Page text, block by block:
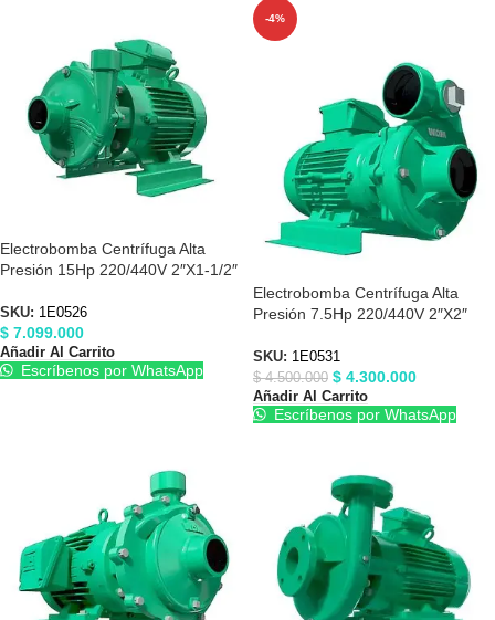
Electrobomba Centrífuga Alta
Presión 15Hp 220/440V 2″X1-1/2″
SKU: 1E0526
$ 7.099.000
Añadir Al Carrito
Escríbenos por WhatsApp
-4%
Electrobomba Centrífuga Alta
Presión 7.5Hp 220/440V 2″X2″
SKU: 1E0531
$4.500.000 $ 4.300.000
Añadir Al Carrito
Escríbenos por WhatsApp